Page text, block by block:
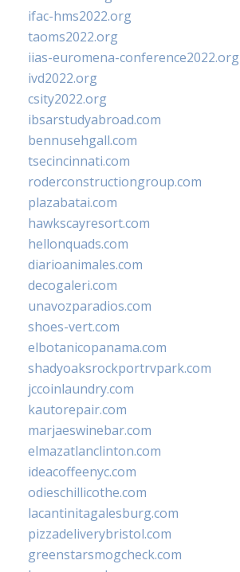
ifac-hms2022.org
taoms2022.org
iias-euromena-conference2022.org
ivd2022.org
csity2022.org
ibsarstudyabroad.com
bennusehgall.com
tsecincinnati.com
roderconstructiongroup.com
plazabatai.com
hawkscayresort.com
hellonquads.com
diarioanimales.com
decogaleri.com
unavozparadios.com
shoes-vert.com
elbotanicopanama.com
shadyoaksrockportrvpark.com
jccoinlaundry.com
kautorepair.com
marjaeswinebar.com
elmazatlanclinton.com
ideacoffeenyc.com
odieschillicothe.com
lacantinitagalesburg.com
pizzadeliverybristol.com
greenstarsmogcheck.com